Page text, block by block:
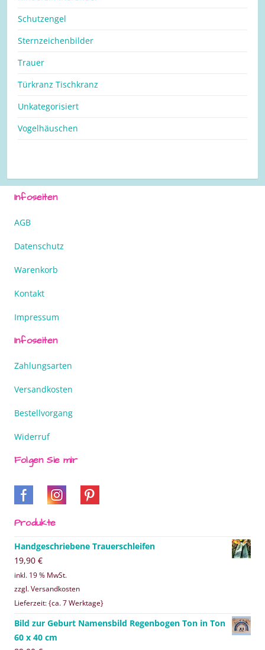
Schutzengel
Sternzeichenbilder
Trauer
Türkranz Tischkranz
Unkategorisiert
Vogelhäuschen
Infoseiten
AGB
Datenschutz
Warenkorb
Kontakt
Impressum
Infoseiten
Zahlungsarten
Versandkosten
Bestellvorgang
Widerruf
Folgen Sie mir
Produkte
Handgeschriebene Trauerschleifen
19,90 €
inkl. 19 % MwSt.
zzgl. Versandkosten
Lieferzeit: {ca. 7 Werktage}
Bild zur Geburt Namensbild Regenbogen Ton in Ton
60 x 40 cm